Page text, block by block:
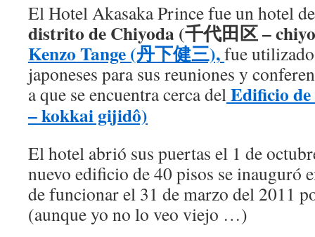
El Hotel Akasaka Prince fue un hotel
distrito de Chiyoda (千代田区 –
Kenzo Tange (丹下健三),fue
japoneses para sus reuniones y
a que se encuentra cerca delEdificio
– kokkai gijidô)
El hotel abrió sus puertas el 1 de
nuevo edificio de 40 pisos se inauguró
de funcionar el 31 de marzo del 2011
(aunque yo no lo veo viejo …)